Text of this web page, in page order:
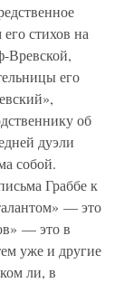
стихов на
Вревской,
его
об
дуэли
собой.
Граббе к
— это
— это в
уже и другие
ли, в